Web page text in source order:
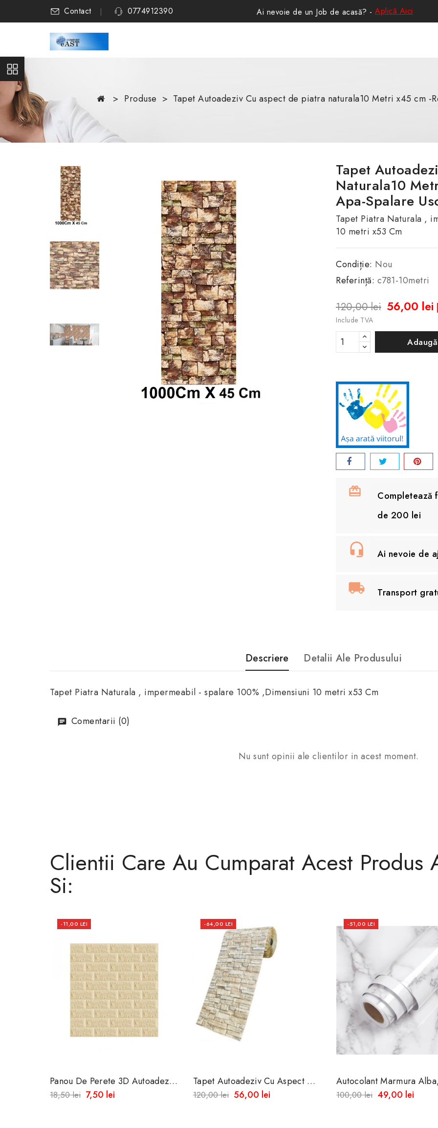
Contact 0774912390 Ai nevoie de un Job de acasă? -Aplică Aici
Produse Tapet Autoadeziv Cu aspect de piatra naturala10 Metri x45 cm -
Tapet
Naturala10
Apa-Spalare
Tapet Piatra Naturala ,
10 metri x53 Cm
Condiție: Nou
Referință: c781-10metri
120,00 lei 56,00 lei
Include TVA
Completează
de 200 lei
Ai nevoie de
Transport
Descriere Detalii Ale Produsului
Tapet Piatra Naturala , impermeabil - spalare 100% ,Dimensiuni 10 metri x53 Cm
Comentarii (0)
Nu sunt opinii ale clientilor in acest moment.
Clientii Care Au Cumparat Acest Produs
Si:
-11,00 LEI
Panou De Perete 3D Autoadeziv
Din Spuma Moale
18,50 lei 7,50 lei
-64,00 LEI
Tapet Autoadeziv Cu Aspect De
Piatra Naturala 10 Metri X45
Cm -Rezistent La...
120,00 lei 56,00 lei
-51,00 LEI
Autocolant Marmura Alba,
Universala , Perete,
Bucatarie 10m X60 Cm
100,00 lei 49,00 lei